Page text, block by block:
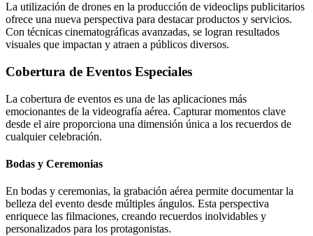
La utilización de drones en la producción de videoclips publicitarios
ofrece una nueva perspectiva para destacar productos y servicios.
Con técnicas cinematográficas avanzadas, se logran resultados
visuales que impactan y atraen a públicos diversos.
Cobertura de Eventos Especiales
La cobertura de eventos es una de las aplicaciones más
emocionantes de la videografía aérea. Capturar momentos clave
desde el aire proporciona una dimensión única a los recuerdos de
cualquier celebración.
Bodas y Ceremonias
En bodas y ceremonias, la grabación aérea permite documentar la
belleza del evento desde múltiples ángulos. Esta perspectiva
enriquece las filmaciones, creando recuerdos inolvidables y
personalizados para los protagonistas.